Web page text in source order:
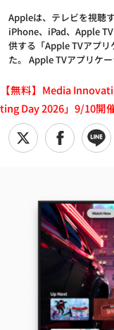
Appleは、テレビを視聴
iPhone、iPad、Apple
供する「Apple TVアプ
た。 Apple TVアプリケ
【無料】Media
ting Day 2026」9/10開